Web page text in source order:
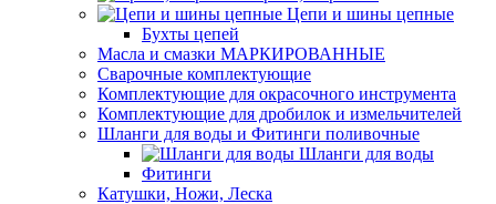
Цепи и шины цепные
Бухты цепей
Масла и смазки МАРКИРОВАННЫЕ
Сварочные комплектующие
Комплектующие для окрасочного инструмента
Комплектующие для дробилок и измельчителей
Шланги для воды и Фитинги поливочные
Шланги для воды
Фитинги
Катушки, Ножи, Леска